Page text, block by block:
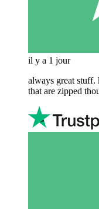
il y a 1 jour
always great
that are zipped